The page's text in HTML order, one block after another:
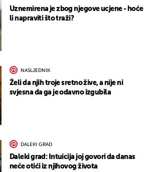
Uznemirena je zbog njegove ucjene - hoće
li napraviti što traži?
NASLJEDNIK
Želi da njih troje sretno žive, a nije ni
svjesna da ga je odavno izgubila
DALEKI GRAD
Daleki grad: Intuicija joj govori da danas
neće otići iz njihovog života